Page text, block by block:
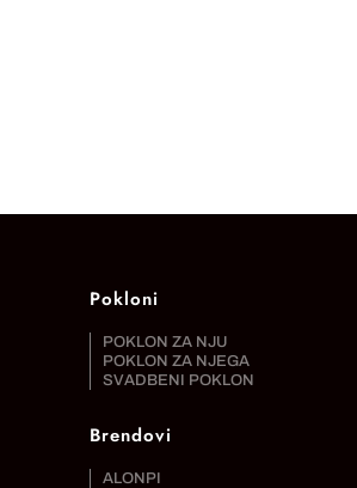
Pokloni
POKLON ZA NJU
POKLON ZA NJEGA
SVADBENI POKLON
Brendovi
ALONPI